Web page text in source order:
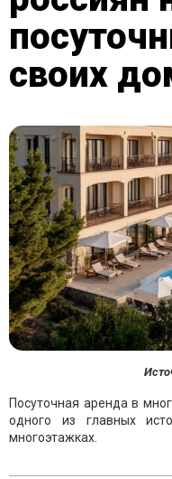
своих
Посуточная аренда в
одного из главных
многоэтажках.